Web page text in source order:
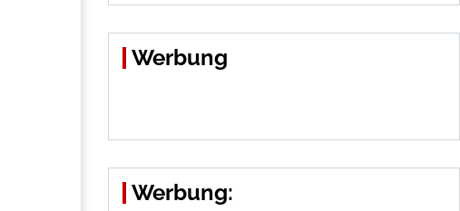
Werbung
Werbung: